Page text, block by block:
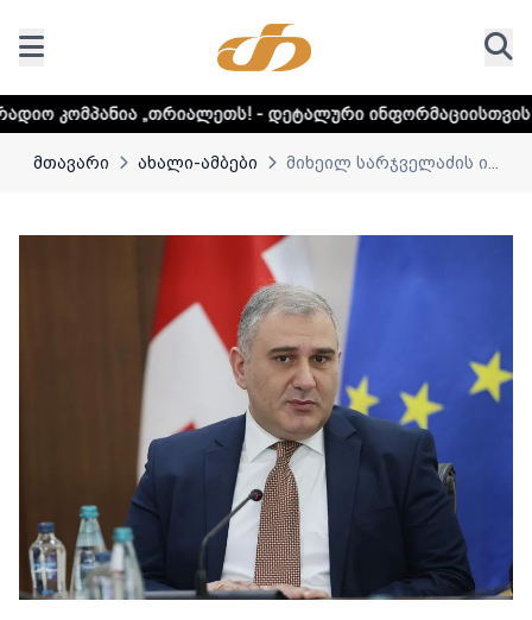
- დეტალური ინფორმაციისთვის დააკლიკეთ
მთავარი ახალი-ამბები მიხეილ სარჯველაძის ი...